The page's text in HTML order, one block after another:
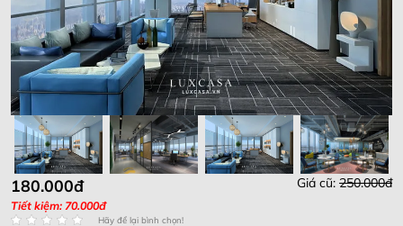
Giá cũ: 250.000đ
180.000đ
Tiết kiệm: 70.000đ
Hãy để lại bình chọn!